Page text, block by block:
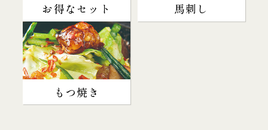
お得なセット 馬刺し
もつ焼き